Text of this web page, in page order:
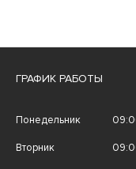
ГРАФИК РАБОТЫ
Понедельник
Вторник